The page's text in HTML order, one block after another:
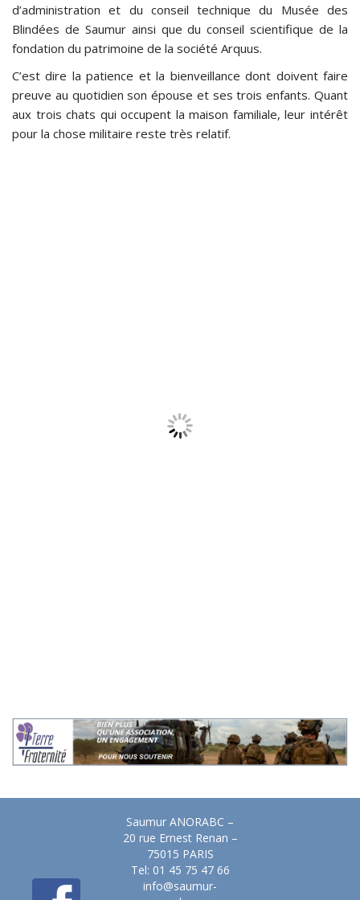
d’administration et du conseil technique du Musée des
Blindées de Saumur ainsi que du conseil scientifique de la
fondation du patrimoine de la société Arquus.
C’est dire la patience et la bienveillance dont doivent faire
preuve au quotidien son épouse et ses trois enfants. Quant
aux trois chats qui occupent la maison familiale, leur intérêt
pour la chose militaire reste très relatif.
Saumur ANORABC –
20 rue Ernest Renan –
75015 PARIS
Tel: 01 45 75 47 66
info@saumur-